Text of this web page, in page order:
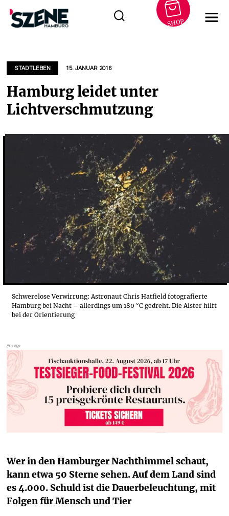
springen
SHOP
STADTLEBEN 15. JANUAR 2016
Hamburg leidet unter
Lichtverschmutzung
Schwerelose Verwirrung: Astronaut Chris Hatfield fotografierte
Hamburg bei Nacht – allerdings um 180 °C gedreht. Die Alster hilft
bei der Orientierung
Wer in den Hamburger Nachthimmel schaut,
kann etwa 50 Sterne sehen. Auf dem Land sind
es 4.000. Schuld ist die Dauerbeleuchtung, mit
Folgen für Mensch und Tier